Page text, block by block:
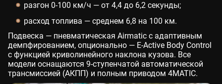
разгон 0-100 км/ч — от 4,4 до 6,2 секунды;
расход топлива — среднем 6,8 на 100 км.
Подвеска — пневматическая Airmatic с адаптивным
демпфированием, опционально — E-Active Body Control
с функцией криволинейного наклона кузова. Все
модели оснащаются 9-ступенчатой автоматической
трансмиссией (АКПП) и полным приводом 4MATIC.